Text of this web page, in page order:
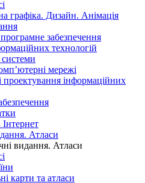
графіка. Дизайн. Анімація
забезпечення
технологій
мережі
проектування інформаційних
Атласи
видання. Атласи
карти та атласи